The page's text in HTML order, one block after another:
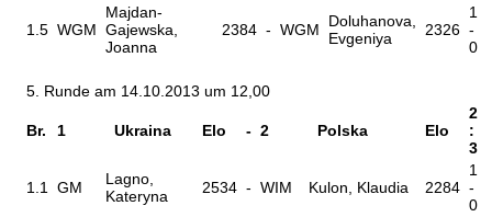
1.5 WGM
Majdan-
Gajewska,
Joanna
2384 - WGM
Doluhanova,
Evgeniya
2326
1
-
0
5. Runde am 14.10.2013 um 12,00
Br. 1 Ukraina Elo - 2 Polska Elo
2
:
3
1.1 GM
Lagno,
Kateryna
2534 - WIM Kulon, Klaudia 2284
1
-
0